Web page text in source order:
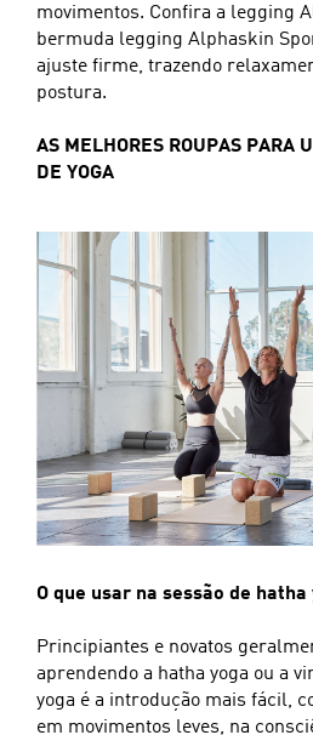
movimentos. Confira a legging
bermuda legging Alphaskin
ajuste firme, trazendo
postura.
AS MELHORES ROUPAS PARA
DE YOGA
O que usar na sessão de hatha
Principiantes e novatos
aprendendo a hatha yoga ou a
yoga é a introdução mais fácil,
em movimentos leves, na